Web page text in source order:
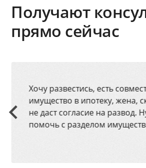
Получают
прямо сейчас
Хочу развестись, есть
имущество в ипотеку, жена,
не даст согласие на развод.
помочь с разделом